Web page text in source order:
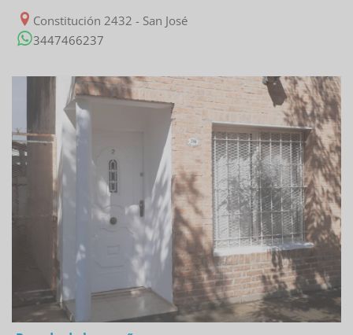
Constitución 2432 - San José
3447466237
27/02/2023